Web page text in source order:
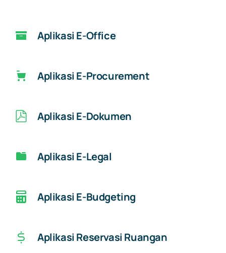
Aplikasi E-Office
Aplikasi E-Procurement
Aplikasi E-Dokumen
Aplikasi E-Legal
Aplikasi E-Budgeting
Aplikasi Reservasi Ruangan